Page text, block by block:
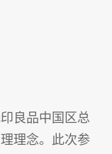
良品中国区总
理念。此次参